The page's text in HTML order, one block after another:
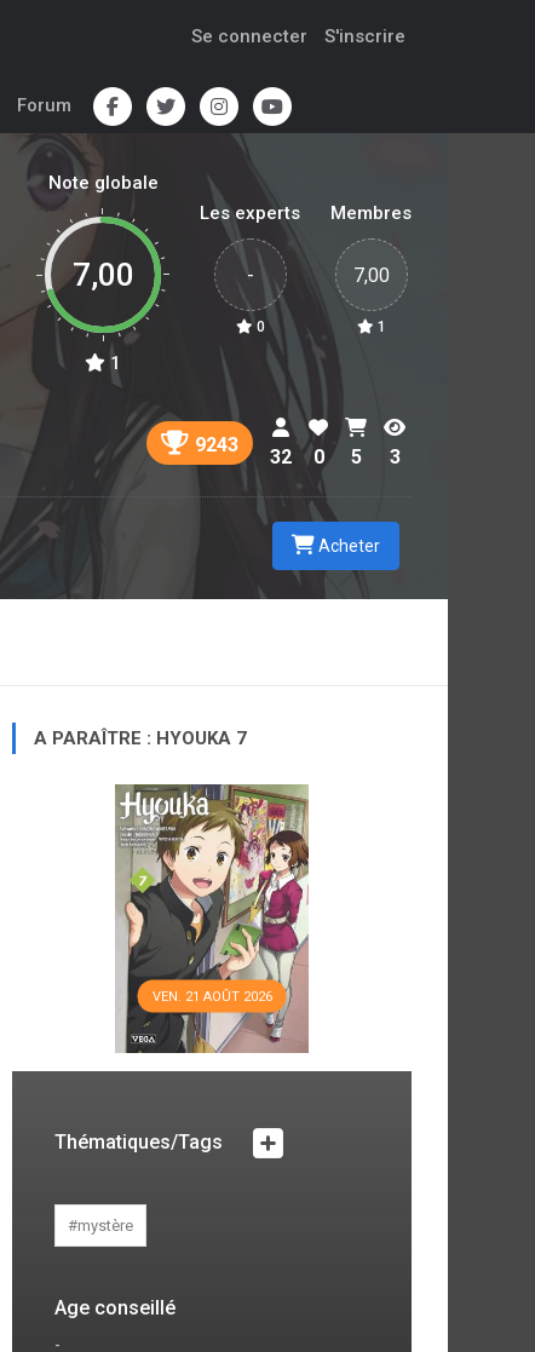
Se connecter S'inscrire
Forum
Note globale
7,00
1
Les experts
-
0
Membres
7,00
1
9243
32 0 5 3
Acheter
A PARAÎTRE : HYOUKA 7
VEN. 21 AOÛT 2026
Thématiques/Tags
#mystère
Age conseillé
-